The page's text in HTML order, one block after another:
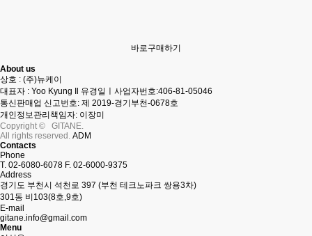
바로구매하기
About us
상호 : (주)뉴케이
대표자 : Yoo Kyung Il 유경일ㅣ사업자번호:406-81-05046
통신판매업 신고번호: 제 2019-경기부천-0678호
개인정보관리책임자: 이장미
Copyright© GITANE.
All rights reserved. ADM
Contacts
Phone
T. 02-6080-6078 F. 02-6000-9375
Address
경기도 부천시 석천로 397 (부천 테크노파크 쌍용3차)
301동 비103(8호,9호)
E-mail
gitane.info@gmail.com
Menu